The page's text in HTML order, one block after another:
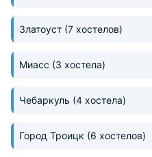
Златоуст (7 хостелов)
Миасс (3 хостела)
Чебаркуль (4 хостела)
Город Троицк (6 хостелов)